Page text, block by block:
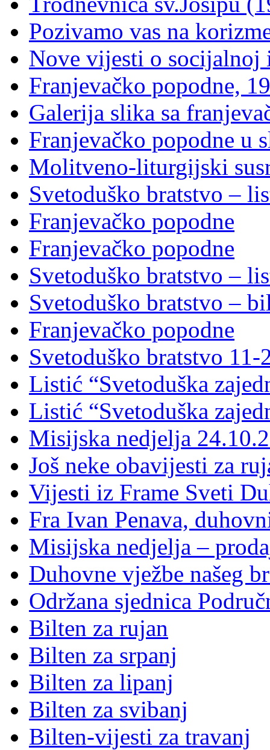
Pozivamo vas na
Nove vijesti o
Franjevačko popodne,
Galerija slika sa
Franjevačko popodne u
Molitveno-liturgijski
Svetoduško bratstvo –
Franjevačko popodne
Franjevačko popodne
Svetoduško bratstvo –
Svetoduško bratstvo –
Franjevačko popodne
Svetoduško bratstvo 11-
Listić “Svetoduška
Listić “Svetoduška
Misijska nedjelja
Još neke obavijesti za
Vijesti iz Frame Sveti
Fra Ivan Penava,
Misijska nedjelja –
Duhovne vježbe našeg
Održana sjednica
Bilten za rujan
Bilten za srpanj
Bilten za lipanj
Bilten za svibanj
Bilten-vijesti za travanj